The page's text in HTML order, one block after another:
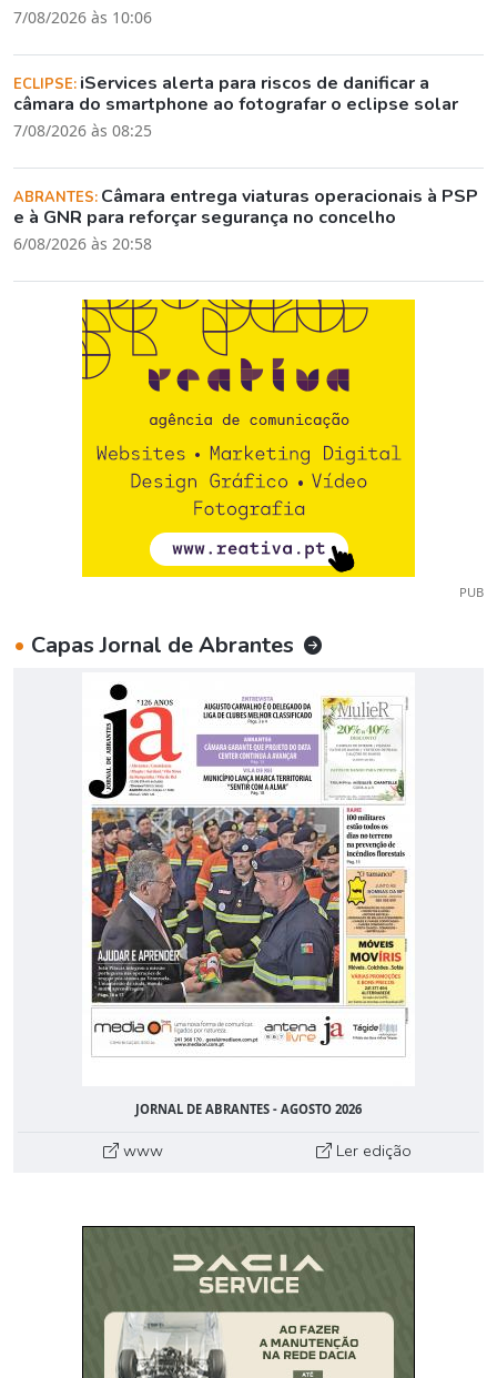
7/08/2026 às 10:06
ECLIPSE: iServices alerta para riscos de danificar a
câmara do smartphone ao fotografar o eclipse solar
7/08/2026 às 08:25
ABRANTES: Câmara entrega viaturas operacionais à PSP
e à GNR para reforçar segurança no concelho
6/08/2026 às 20:58
PUB
• Capas Jornal de Abrantes
JORNAL DE ABRANTES - AGOSTO 2026
www Ler edição